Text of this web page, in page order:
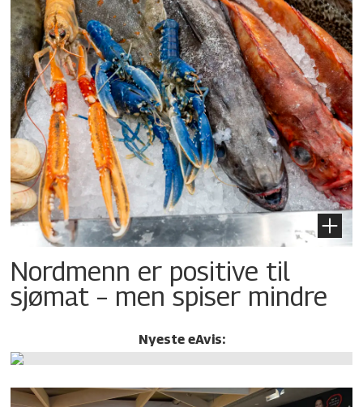
Nordmenn er positive til
sjømat – men spiser mindre
Nyeste eAvis: